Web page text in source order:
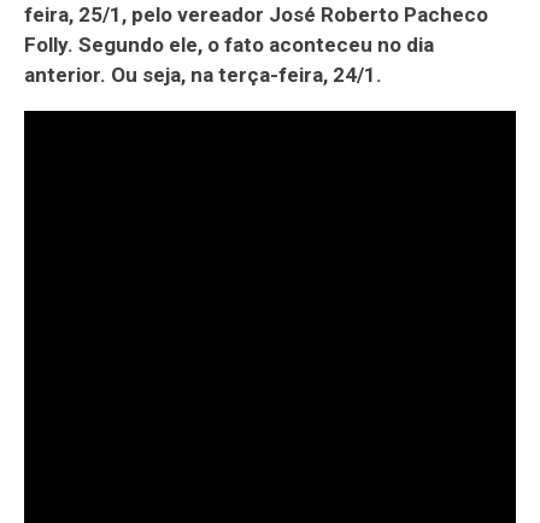
feira, 25/1, pelo vereador José Roberto Pacheco
Folly. Segundo ele, o fato aconteceu no dia
anterior. Ou seja, na terça-feira, 24/1.